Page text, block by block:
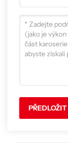
PŘEDLOŽIT